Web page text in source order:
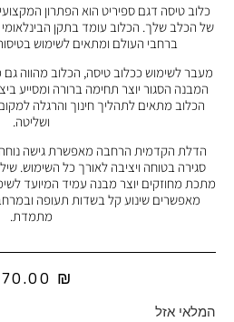
כלוב טיסה דגם ספיריט הוא הפתרון
של הכלב שלך. הכלוב עומד בתקן
ברחבי העולם ומתאים לשימוש
מעבר לשימוש ככלוב טיסה, הכלוב מהווה
המבנה הסגור יוצר תחימה ברורה ומסייע
הכלוב מתאים לתהליך חינוך והרגלה
ושליטה.
הדלת הקדמית הרחבה מאפשרת גישה נוחה
סגירה בטוחה ויציבה לאורך כל השימוש.
מתכת מחוזקים יוצר מבנה עמיד המיועד
מאפשרים שינוע קל בשדות תעופה
מתמדת.
₪
המלאי אזל